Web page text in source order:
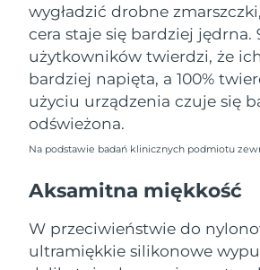
wygładzić drobne
cera staje się bardziej jędrna.
użytkowników twierdzi, że
bardziej napięta, a 100%
użyciu urządzenia czuje się
odświeżona.
Na podstawie badań klinicznych podmiotu
Aksamitna miękkość
W przeciwieństwie do
ultramiękkie silikonowe
Rosja
Arabia Saudyjska
Singapur
Słowacja
Słowenia